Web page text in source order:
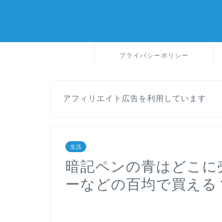
プライバシーポリシー
アフィリエイト広告を利用しています
生活
暗記ペンの青はどこ
ーなどの百均で買える